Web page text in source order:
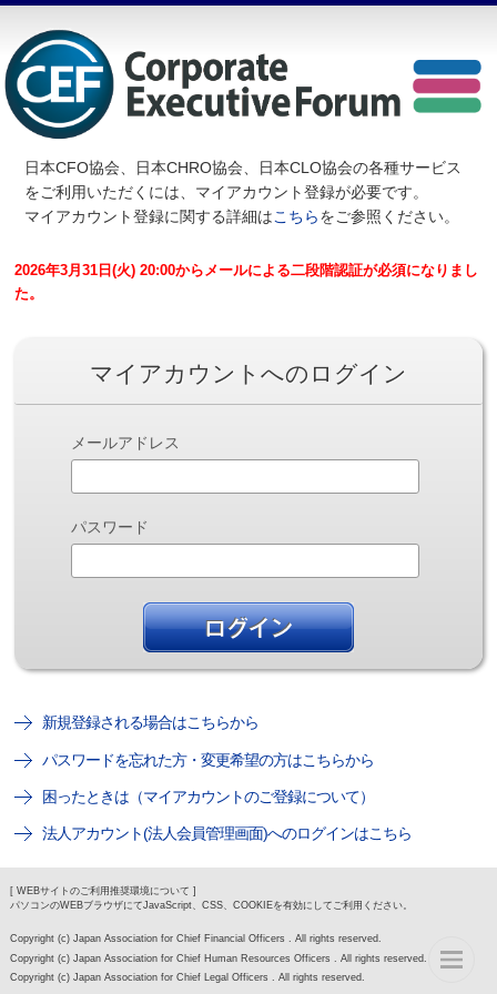
日本CFO協会、日本CHRO協会、日本CLO協会の各種サービス
をご利用いただくには、マイアカウント登録が必要です。
マイアカウント登録に関する詳細はこちらをご参照ください。
2026年3月31日(火) 20:00からメールによる二段階認証が必須になりまし
た。
マイアカウントへのログイン
メールアドレス
パスワード
新規登録される場合はこちらから
パスワードを忘れた方・変更希望の方はこちらから
困ったときは（マイアカウントのご登録について）
法人アカウント(法人会員管理画面)へのログインはこちら
[ WEBサイトのご利用推奨環境について ]
パソコンのWEBブラウザにてJavaScript、CSS、COOKIEを有効にしてご利用ください。
Copyright (c) Japan Association for Chief Financial Officers . All rights reserved.
Copyright (c) Japan Association for Chief Human Resources Officers . All rights reserved.
Copyright (c) Japan Association for Chief Legal Officers . All rights reserved.